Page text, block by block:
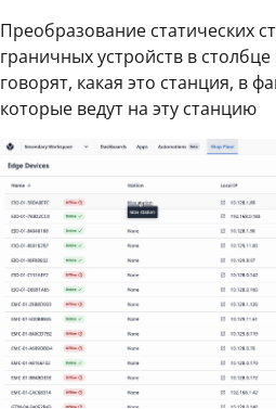
Преобразование статических
граничных устройств в
говорят, какая это станция, в
которые ведут на эту станцию